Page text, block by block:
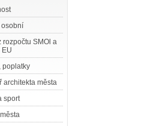
osobní
rozpočtu SMOl a
EU
poplatky
architekta města
sport